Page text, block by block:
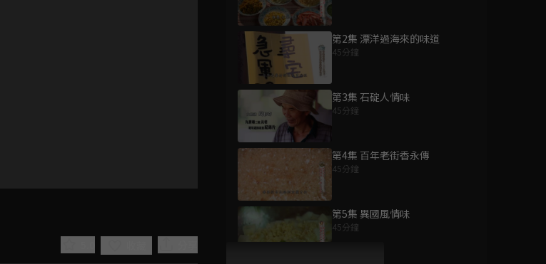
第2集 漂洋過海來的味道
45分鐘
第3集 石碇人情味
45分鐘
第4集 百年老街香永傳
45分鐘
第5集 異國風情味
45分鐘
為您推薦